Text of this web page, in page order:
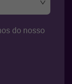
do nosso